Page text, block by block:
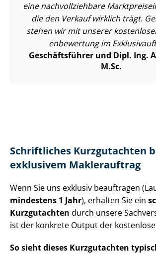
eine nach­voll­zieh­ba­re
die den Verkauf wirklich trägt.
stehen wir mit unserer
en­be­wer­tung im
Geschäftsführer und Dipl. Ing.
M.Sc.
Schriftliches Kurzgutachten
exklusivem Maklerauftrag
Wenn Sie uns exklusiv beauftragen
mindestens 1 Jahr), erhalten Sie ein
Kurzgutachten durch unsere
ist der konkrete Output der
So sieht dieses Kurzgutachten